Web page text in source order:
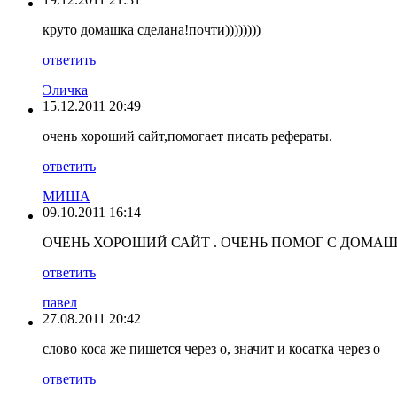
круто домашка сделана!почти))))))))
ответить
Эличка
15.12.2011 20:49
очень хороший сайт,помогает писать рефераты.
ответить
МИША
09.10.2011 16:14
ОЧЕНЬ ХОРОШИЙ САЙТ . ОЧЕНЬ ПОМОГ С
ответить
павел
27.08.2011 20:42
слово коса же пишется через о, значит и косатка через о
ответить